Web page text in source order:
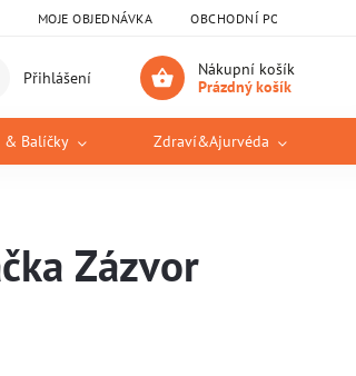
MOJE OBJEDNÁVKA OBCHODNÍ PODMÍNKY
Nákupní košík
Prázdný košík
Přihlášení
& Balíčky Zdraví&Ajurvéda
Zázvor